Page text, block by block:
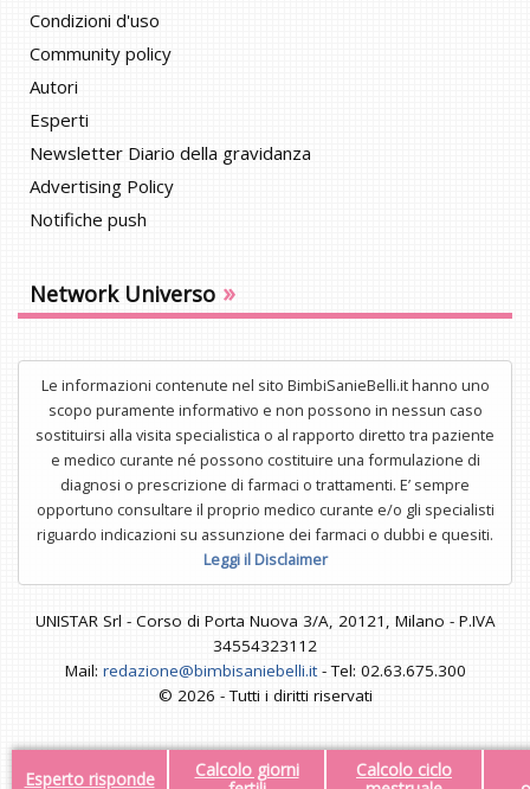
Esperto risponde
Calcolo giorni
Calcolo ciclo
Condizioni d'uso
Community policy
Autori
Esperti
Newsletter Diario della gravidanza
Advertising Policy
Notifiche push
Network Universo »
Le informazioni contenute nel sito BimbiSanieBelli.it hanno uno
scopo puramente informativo e non possono in nessun caso
sostituirsi alla visita specialistica o al rapporto diretto tra paziente
e medico curante né possono costituire una formulazione di
diagnosi o prescrizione di farmaci o trattamenti. E’ sempre
opportuno consultare il proprio medico curante e/o gli specialisti
riguardo indicazioni su assunzione dei farmaci o dubbi e quesiti.
Leggi il Disclaimer
UNISTAR Srl - Corso di Porta Nuova 3/A, 20121, Milano - P.IVA
34554323112
Mail: redazione@bimbisaniebelli.it- Tel: 02.63.675.300
© 2026 - Tutti i diritti riservati